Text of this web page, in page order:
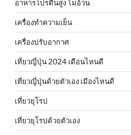
อาหารโปรตีนสูง ไม่อ้วน
เครื่องทำความเย็น
เครื่องปรับอากาศ
เที่ยวญี่ปุ่น 2024 เดือนไหนดี
เที่ยวญี่ปุ่นด้วยตัวเอง เมืองไหนดี
เที่ยวยุโรป
เที่ยวยุโรปด้วยตัวเอง